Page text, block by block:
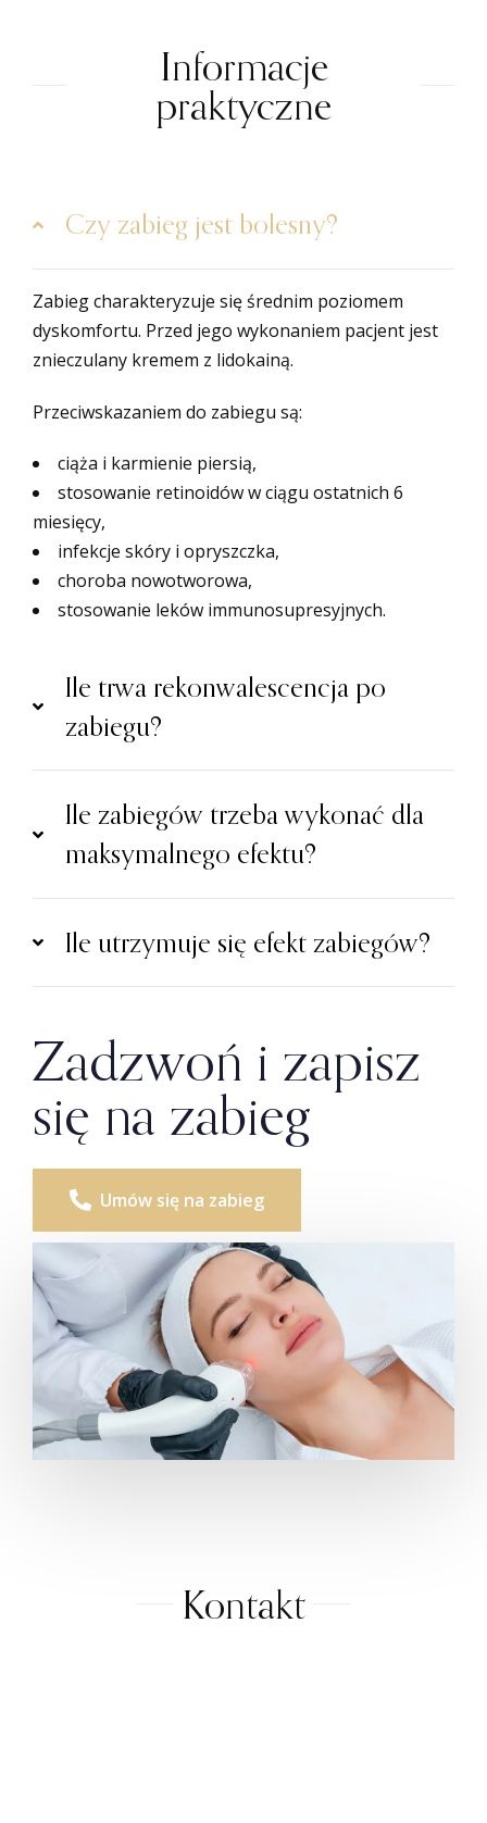
Informacje
praktyczne
Czy zabieg jest bolesny?
Zabieg charakteryzuje się średnim poziomem
dyskomfortu. Przed jego wykonaniem pacjent jest
znieczulany kremem z lidokainą.
Przeciwskazaniem do zabiegu są:
ciąża i karmienie piersią,
stosowanie retinoidów w ciągu ostatnich 6
miesięcy,
infekcje skóry i opryszczka,
choroba nowotworowa,
stosowanie leków immunosupresyjnych.
Ile trwa rekonwalescencja po
zabiegu?
Ile zabiegów trzeba wykonać dla
maksymalnego efektu?
Ile utrzymuje się efekt zabiegów?
Zadzwoń i zapisz
się na zabieg
Umów się na zabieg
Kontakt